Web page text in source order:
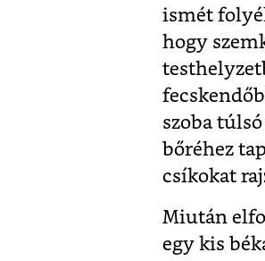
ismét
hogy
szoba
bőréhez
csíkokat
Miután
egy kis